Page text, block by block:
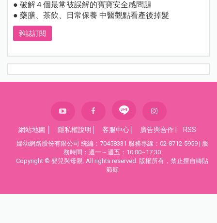
● 破解４個最常被誤解的寶寶安全感問題
● 藥膳、茶飲、日常保養 中醫觀點看產後掉髮
雜誌訂閱
網站地圖 隱私權說明 客服中心 廣告與合作 RSS
婦幼網路股份有限公司 統編：70458331 服務專線：02-8712-5959 | 服
務時間：週一～週五：10:00~17:30
Copyright © 嬰兒與母親. All rights reserved. 版權所有，禁止擅自轉貼
節錄